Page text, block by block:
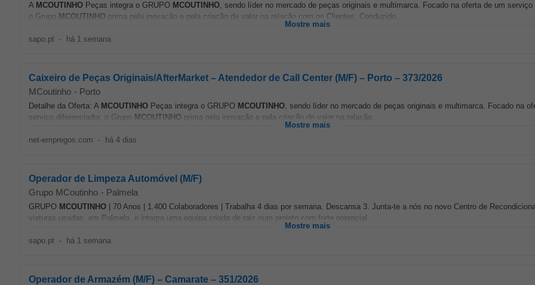
A MCOUTINHO Peças integra o GRUPO MCOUTINHO, sendo líder no mercado de peças originais e multimarca. Focado na oferta de um serviço
o Grupo MCOUTINHO prima pela inovação e pela criação de valor na relação com os Clientes. Conduzido...
Mostre mais
sapo.pt - há 1 semana
Caixeiro de Peças Originais/AfterMarket – Atendedor de Call Center (M/F) – Porto – 373/2026
MCoutinho - Porto
Detalhe da Oferta: A MCOUTINHO Peças integra o GRUPO MCOUTINHO, sendo líder no mercado de peças originais e multimarca. Focado na
serviço diferenciador, o Grupo MCOUTINHO prima pela inovação e pela criação de valor na relação...
Mostre mais
net-empregos.com - há 4 dias
Operador de Limpeza Automóvel (M/F)
Grupo MCoutinho - Palmela
GRUPO MCOUTINHO | 70 Anos | 1.400 Colaboradores | Trabalha 4 dias por semana. Descansa 3. Junta-te a nós no novo Centro de
viaturas usadas, em Palmela, e integra uma equipa criada de raiz num projeto com forte potencial...
Mostre mais
sapo.pt - há 1 semana
Operador de Armazém (M/F) – Camarate – 351/2026